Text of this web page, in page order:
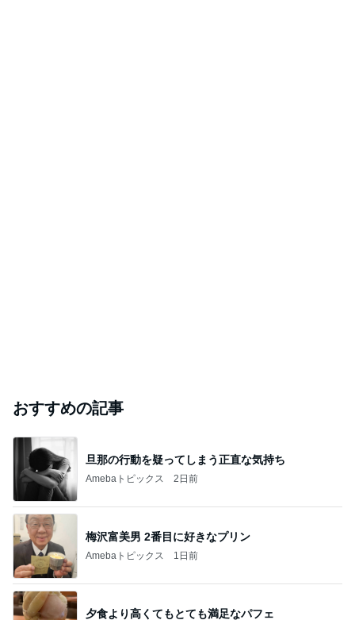
おすすめの記事
旦那の行動を疑ってしまう正直な気持ち
Amebaトピックス 2日前
梅沢富美男 2番目に好きなプリン
Amebaトピックス 1日前
夕食より高くてもとても満足なパフェ